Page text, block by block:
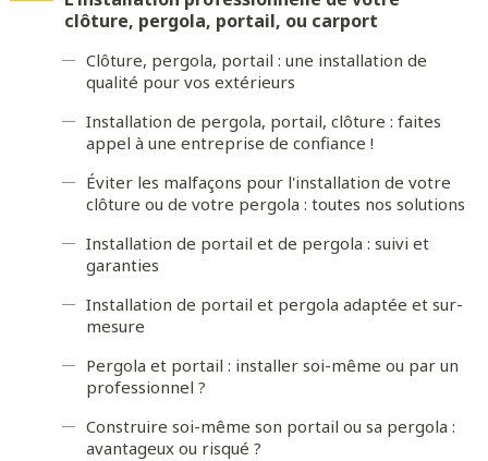
clôture, pergola, portail, ou carport
Clôture, pergola, portail : une installation de
qualité pour vos extérieurs
Installation de pergola, portail, clôture : faites
appel à une entreprise de confiance !
Éviter les malfaçons pour l'installation de votre
clôture ou de votre pergola : toutes nos solutions
Installation de portail et de pergola : suivi et
garanties
Installation de portail et pergola adaptée et sur-
mesure
Pergola et portail : installer soi-même ou par un
professionnel ?
Construire soi-même son portail ou sa pergola :
avantageux ou risqué ?